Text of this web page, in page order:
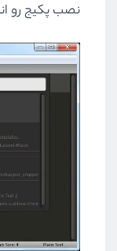
نصب پکیج رو